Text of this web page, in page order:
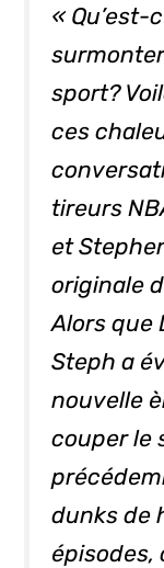
« Qu’est-
sport?
ces
tireurs
et
originale
Alors que
Steph a
nouvelle
couper le
dunks de
épisodes,